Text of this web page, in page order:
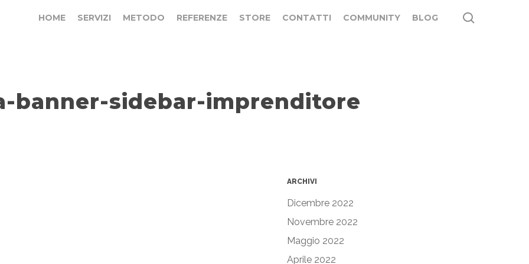
HOME SERVIZI METODO REFERENZE STORE CONTATTI COMMUNITY BLOG
banner-sidebar-imprenditore
ARCHIVI
Dicembre 2022
Novembre 2022
Maggio 2022
Aprile 2022